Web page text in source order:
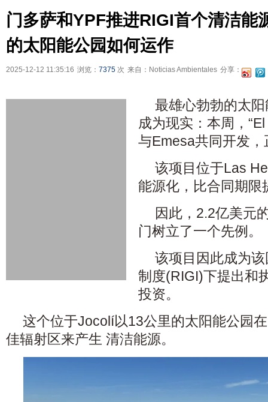
门多萨和YPF推进RIGI首个清洁能
的太阳能公园如何运作
2025-12-12 11:35:16 浏览： 7375 次 来自：Noticias Ambientales 分享：
最雄心勃勃的太
成为现实：本周，
与Emesa共同开发
该项目位于Las
能源化，比合同期限
因此，2.2亿美元
门树立了一个先例。
该项目因此成为
制度(RIGI)下提出和
投资。
这个位于Jocolí以13公里的太阳能公园
佳辐射区来产生 清洁能源。